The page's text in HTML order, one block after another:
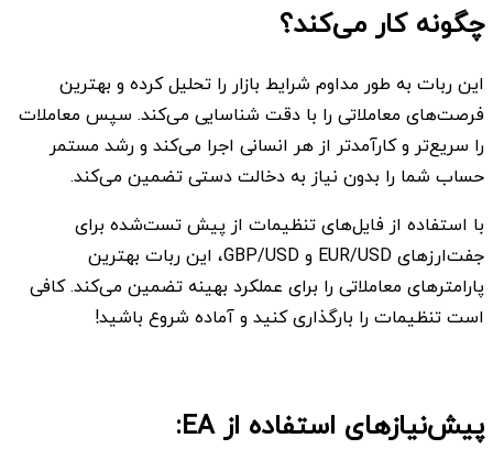
چگونه کار می‌کند؟
این ربات به طور مداوم شرایط بازار را تحلیل کرده و بهترین
فرصت‌های معاملاتی را با دقت شناسایی می‌کند. سپس معاملات
را سریع‌تر و کارآمدتر از هر انسانی اجرا می‌کند و رشد مستمر
حساب شما را بدون نیاز به دخالت دستی تضمین می‌کند.
با استفاده از فایل‌های تنظیمات از پیش تست‌شده برای
جفت‌ارزهای EUR/USD و GBP/USD، این ربات بهترین
پارامترهای معاملاتی را برای عملکرد بهینه تضمین می‌کند. کافی
است تنظیمات را بارگذاری کنید و آماده شروع باشید!
پیش‌نیازهای استفاده از EA: